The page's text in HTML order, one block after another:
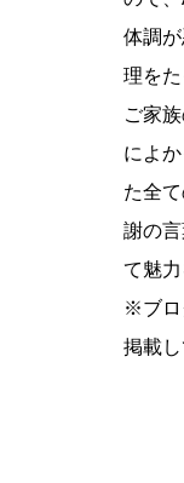
体調
理をた
ご家
によ
た全
謝の
て魅力
※ブロ
掲載し